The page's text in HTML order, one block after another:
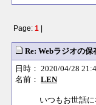
Page: 1
Re: Webラジオの保
日時： 2020/04/28
名前： LEN
いつもお世話